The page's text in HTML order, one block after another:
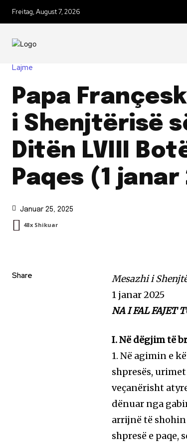
Freitag, August 7, 2026
Lajme
Papa
i Shenjtërisë
Ditën LVIII
Paqes (1 janar
Januar 25, 2025
48X Shikuar
Share
Mesazhi i
1 janar 2025
NA I FAL FAJET
I. Në dëgjim të
1. Në agimin e
shpresës,
veçanërisht
dënuar nga
arrijnë të
shpresë e paqe,